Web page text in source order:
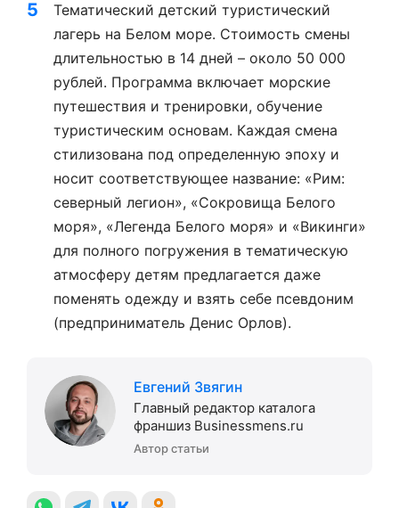
Тематический детский туристический
лагерь на Белом море. Стоимость смены
длительностью в 14 дней – около 50 000
рублей. Программа включает морские
путешествия и тренировки, обучение
туристическим основам. Каждая смена
стилизована под определенную эпоху и
носит соответствующее название: «Рим:
северный легион», «Сокровища Белого
моря», «Легенда Белого моря» и «Викинги»
для полного погружения в тематическую
атмосферу детям предлагается даже
поменять одежду и взять себе псевдоним
(предприниматель Денис Орлов).
Евгений Звягин
Главный редактор каталога
франшиз Businessmens.ru
Автор статьи